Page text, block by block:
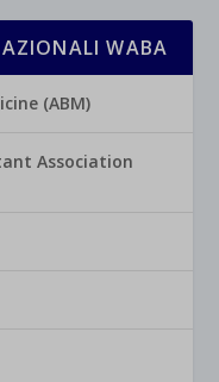
WABA
(ABM)
Association